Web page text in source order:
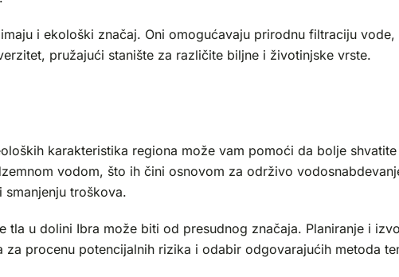
i ekološki značaj. Oni omogućavaju prirodnu filtraciju
pružajući stanište za različite biljne i životinjske vrste.
karakteristika regiona može vam pomoći da bolje
vodom, što ih čini osnovom za održivo
troškova.
tla u dolini Ibra može biti od presudnog značaja. Planiranje i
procenu potencijalnih rizika i odabir odgovarajućih metoda